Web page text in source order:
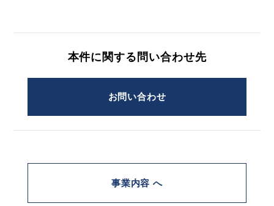
本件に関する問い合わせ先
お問い合わせ
事業内容 へ